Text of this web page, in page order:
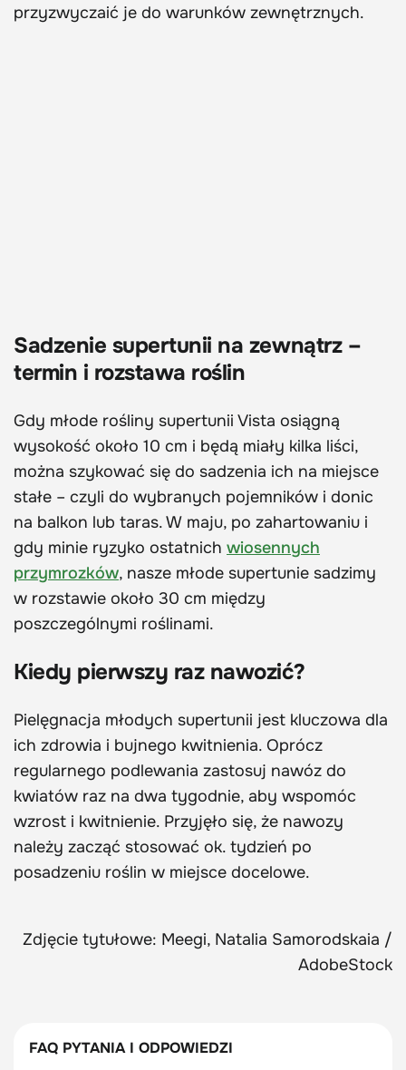
przyzwyczaić je do warunków zewnętrznych.
Sadzenie supertunii na zewnątrz –
termin i rozstawa roślin
Gdy młode rośliny supertunii Vista osiągną
wysokość około 10 cm i będą miały kilka liści,
można szykować się do sadzenia ich na miejsce
stałe – czyli do wybranych pojemników i donic
na balkon lub taras. W maju, po zahartowaniu i
gdy minie ryzyko ostatnich wiosennych
przymrozków, nasze młode supertunie sadzimy
w rozstawie około 30 cm między
poszczególnymi roślinami.
Kiedy pierwszy raz nawozić?
Pielęgnacja młodych supertunii jest kluczowa dla
ich zdrowia i bujnego kwitnienia. Oprócz
regularnego podlewania zastosuj nawóz do
kwiatów raz na dwa tygodnie, aby wspomóc
wzrost i kwitnienie. Przyjęło się, że nawozy
należy zacząć stosować ok. tydzień po
posadzeniu roślin w miejsce docelowe.
Zdjęcie tytułowe: Meegi, Natalia Samorodskaia /
AdobeStock
FAQ PYTANIA I ODPOWIEDZI